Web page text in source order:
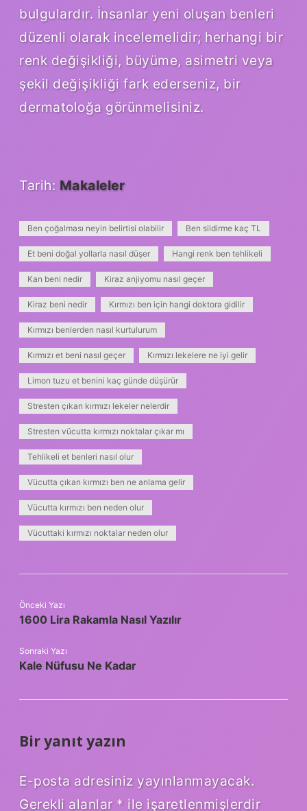
bulgulardır. İnsanlar yeni oluşan benleri
düzenli olarak incelemelidir; herhangi bir
renk değişikliği, büyüme, asimetri veya
şekil değişikliği fark ederseniz, bir
dermatoloğa görünmelisiniz.
Tarih: Makaleler
Ben çoğalması neyin belirtisi olabilir Ben sildirme kaç TL
Et beni doğal yollarla nasıl düşer Hangi renk ben tehlikeli
Kan beni nedir Kiraz anjiyomu nasıl geçer
Kiraz beni nedir Kırmızı ben için hangi doktora gidilir
Kırmızı benlerden nasıl kurtulurum
Kırmızı et beni nasıl geçer Kırmızı lekelere ne iyi gelir
Limon tuzu et benini kaç günde düşürür
Stresten çıkan kırmızı lekeler nelerdir
Stresten vücutta kırmızı noktalar çıkar mı
Tehlikeli et benleri nasıl olur
Vücutta çıkan kırmızı ben ne anlama gelir
Vücutta kırmızı ben neden olur
Vücuttaki kırmızı noktalar neden olur
Önceki Yazı
1600 Lira Rakamla Nasıl Yazılır
Sonraki Yazı
Kale Nüfusu Ne Kadar
Bir yanıt yazın
E-posta adresiniz yayınlanmayacak.
Gerekli alanlar * ile işaretlenmişlerdir